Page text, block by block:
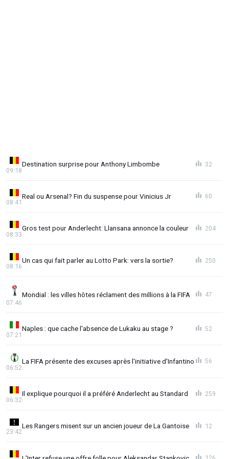
Destination surprise pour Anthony Limbombe
09:18
32
Real ou Arsenal? Fin du suspense pour Vinicius Jr
08:41
60
Gros test pour Anderlecht: Llansana annonce la couleur
08:33
204
Un cas qui fait parler au Lotto Park: vers la sortie?
08:16
250
Mondial : les villes hôtes réclament des millions à la FIFA
07:46
47
Naples : que cache l'absence de Lukaku au stage ?
07:21
52
La FIFA présente des excuses après l'initiative d'Infantino
06:52
56
Il explique pourquoi il a préféré Anderlecht au Standard
06:32
259
Les Rangers misent sur un ancien joueur de La Gantoise
23:42
12